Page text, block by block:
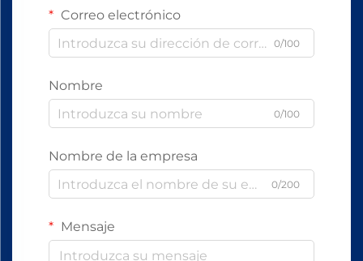
Correo electrónico
0/100
Nombre
0/100
Nombre de la empresa
0/200
Mensaje